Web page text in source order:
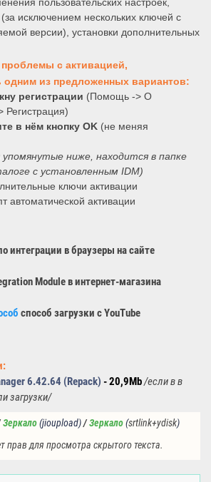
исключением нескольких ключей с
версии), установки дополнительных
с активацией,
одним из предложенных вариантов:
регистрации (Помощь -> О
Регистрация)
в нём кнопку OK (не меняя
ниже, находится в папке
с установленным IDM)
ключи активации
автоматической активации
интеграции в браузеры на сайте
Module в интернет-магазина
способ загрузки с YouTube
6.42.64 (Repack) - 20,9Mb/если в в
загрузки/
Зеркало(jioupload) / Зеркало(srtlink+ydisk)
прав для просмотра скрытого текста.